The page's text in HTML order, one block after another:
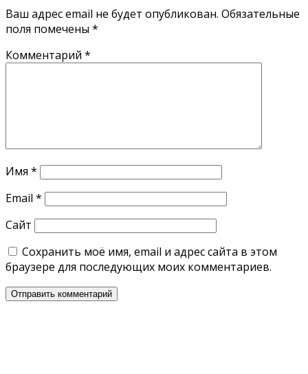
Ваш адрес email не будет опубликован. Обязательные
поля помечены *
Комментарий *
Имя *
Email *
Сайт
Сохранить моё имя, email и адрес сайта в этом
браузере для последующих моих комментариев.